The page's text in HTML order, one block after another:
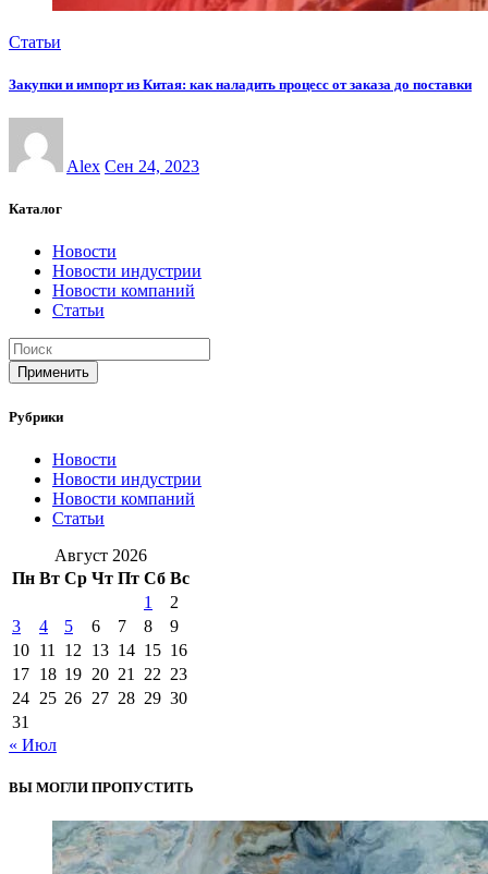
Статьи
Закупки и импорт из Китая: как наладить процесс от заказа до поставки
Alex Сен 24, 2023
Каталог
Новости
Новости индустрии
Новости компаний
Статьи
Применить
Рубрики
Новости
Новости индустрии
Новости компаний
Статьи
Август 2026
Пн Вт Ср Чт Пт Сб Вс
1
2
3
4 5 6 7 8
9
10 11 12 13 14 15 16
17 18 19 20 21 22 23
24 25 26 27 28 29 30
31
« Июл
ВЫ МОГЛИ ПРОПУСТИТЬ